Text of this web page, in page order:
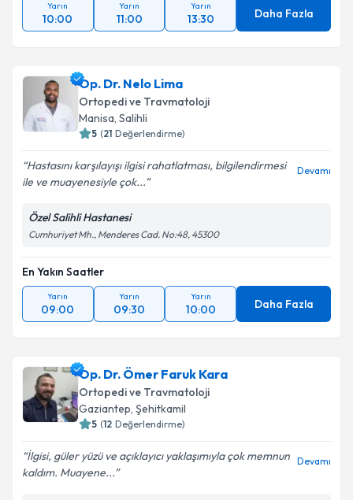
Yarın
10:00
Yarın
11:00
Yarın
13:30 Daha Fazla
Op. Dr. Nelo Lima
Ortopedi ve Travmatoloji
Manisa, Salihli
5 (21 Değerlendirme)
Hastasını karşılayışı ilgisi rahatlatması, bilgilendirmesi
ile ve muayenesiyle çok...
Devamı
Özel Salihli Hastanesi
Cumhuriyet Mh., Menderes Cad. No:48, 45300
En Yakın Saatler
Yarın
09:00
Yarın
09:30
Yarın
10:00 Daha Fazla
Op. Dr. Ömer Faruk Kara
Ortopedi ve Travmatoloji
Gaziantep, Şehitkamil
5 (12 Değerlendirme)
İlgisi, güler yüzü ve açıklayıcı yaklaşımıyla çok memnun
kaldım. Muayene...
Devamı